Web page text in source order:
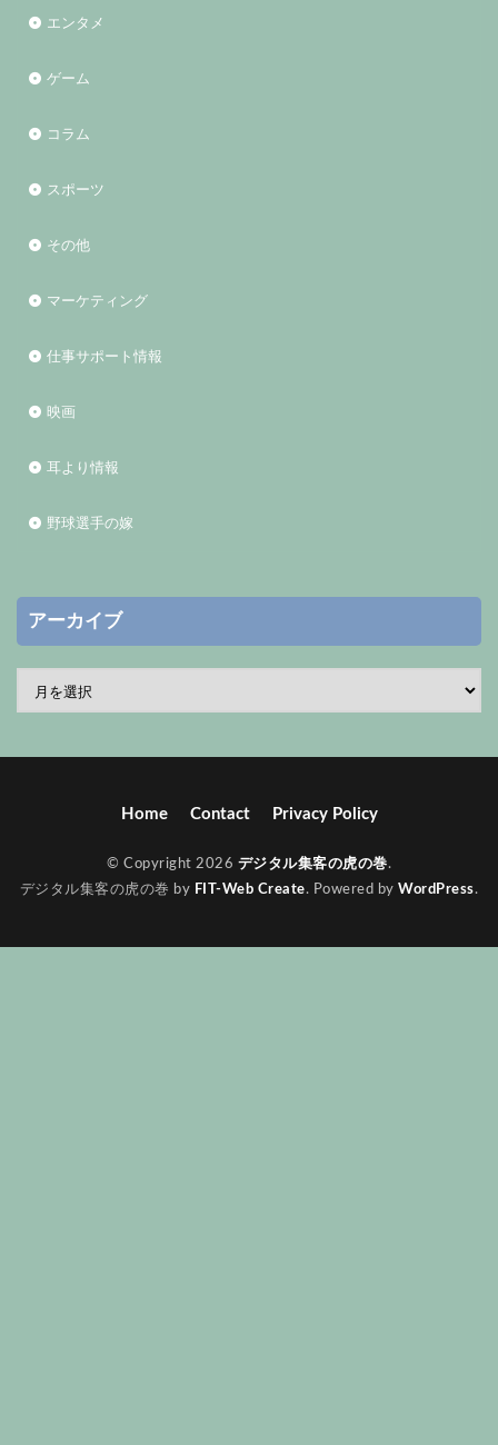
エンタメ
ゲーム
コラム
スポーツ
その他
マーケティング
仕事サポート情報
映画
耳より情報
野球選手の嫁
アーカイブ
Home Contact Privacy Policy
© Copyright 2026 デジタル集客の虎の巻.
デジタル集客の虎の巻 by FIT-Web Create. Powered byWordPress.